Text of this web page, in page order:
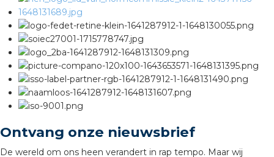
Ontvang onze nieuwsbrief
De wereld om ons heen verandert in rap tempo. Maar wij
waarde